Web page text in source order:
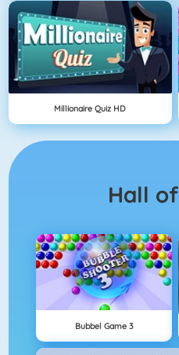
Millionaire Quiz HD
Hall of
Bubbel Game 3